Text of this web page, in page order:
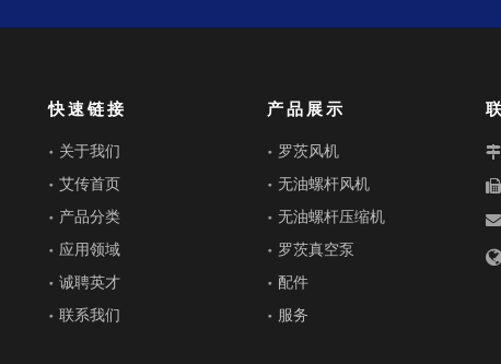
快速链接
关于我们
艾传首页
产品分类
应用领域
诚聘英才
联系我们
产品展示
罗茨风机
无油螺杆风机
无油螺杆压缩机
罗茨真空泵
配件
服务